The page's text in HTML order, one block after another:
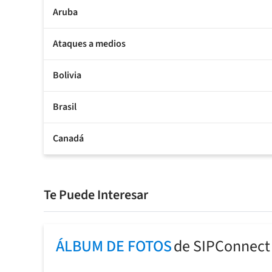
Aruba
Ataques a medios
Bolivia
Brasil
Canadá
Te Puede Interesar
ÁLBUM DE FOTOSde